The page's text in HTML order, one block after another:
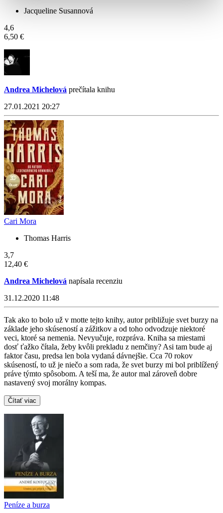
Jacqueline Susannová
4,6
6,50 €
Andrea Michelová prečítala knihu
27.01.2021 20:27
Cari Mora
Thomas Harris
3,7
12,40 €
Andrea Michelová napísala recenziu
31.12.2020 11:48
Tak ako to bolo už v motte tejto knihy, autor približuje svet burzy na
základe jeho skúseností a zážitkov a od toho odvodzuje niektoré
veci, ktoré sa nemenia. Nevyučuje, rozpráva. Kniha sa miestami
dosť ťažko čítala, žeby kvôli prekladu z nemčiny? Asi tam bude aj
faktor času, predsa len bola vydaná dávnejšie. Cca 70 rokov
skúseností, to už je niečo a som rada, že svet burzy mi bol priblížený
práve týmto spôsobom. A teší ma, že autor mal zároveň dobre
nastavený svoj morálny kompas.
Čítať viac
Peníze a burza